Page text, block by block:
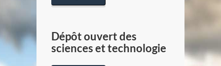
Dépôt ouvert des
sciences et technologie